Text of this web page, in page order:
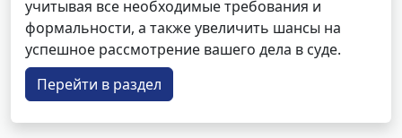
учитывая все необходимые требования и
формальности, а также увеличить шансы на
успешное рассмотрение вашего дела в суде.
Перейти в раздел